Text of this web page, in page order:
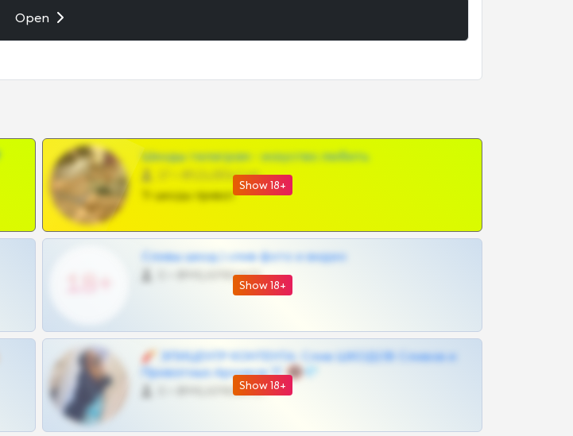
Open
Show 18+
Шкоды телеграм - искуство любить
@SZu3ll3sCatt_bot
Тг шкоды приват
Show 18+
Сливы шкод | слив фото и видео
@MILKPRIVATES39BOT
Show 18+
🧨 ЭПИЦЕНТР КОНТЕНТА: Слив ШКОДОВ Сливов и
Приватных Архивов ТГ 🔞💎
@MILKPRIVATES39BOT